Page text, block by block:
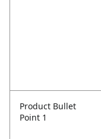
Product Bullet
Point 1